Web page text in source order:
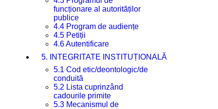
funcționare al autorităților
publice
4.4 Program de audiențe
4.5 Petiții
4.6 Autentificare
5. INTEGRITATE INSTITUȚIONALĂ
5.1 Cod etic/deontologic/de
conduită
5.2 Lista cuprinzând
cadourile primite
5.3 Mecanismul de